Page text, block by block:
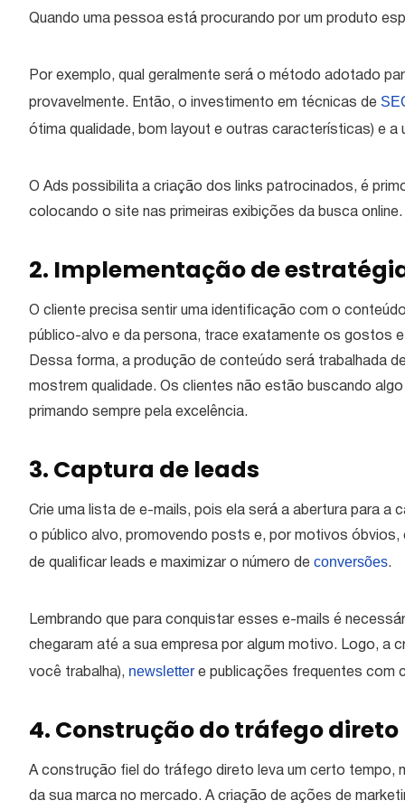
Quando uma pessoa está procurando por um produto
Por exemplo, qual geralmente será o método adotado
provavelmente. Então, o investimento em técnicas de
ótima qualidade, bom layout e outras características) e
O Ads possibilita a criação dos links patrocinados, é
colocando o site nas primeiras exibições da busca online.
2. Implementação de
O cliente precisa sentir uma identificação com o
público-alvo e da persona, trace exatamente os gostos
Dessa forma, a produção de conteúdo será trabalhada
mostrem qualidade. Os clientes não estão buscando
primando sempre pela excelência.
3. Captura de leads
Crie uma lista de e-mails, pois ela será a abertura para
o público alvo, promovendo posts e, por motivos
de qualificar leads e maximizar o número de conversões.
Lembrando que para conquistar esses e-mails é
chegaram até a sua empresa por algum motivo. Logo, a
você trabalha), newsletter e publicações frequentes com
4. Construção do tráfego direto
A construção fiel do tráfego direto leva um certo tempo,
da sua marca no mercado. A criação de ações de